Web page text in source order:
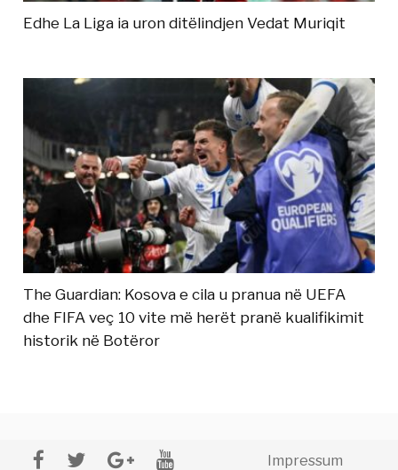
Edhe La Liga ia uron ditëlindjen Vedat Muriqit
The Guardian: Kosova e cila u pranua në UEFA
dhe FIFA veç 10 vite më herët pranë kualifikimit
historik në Botëror
Impressum